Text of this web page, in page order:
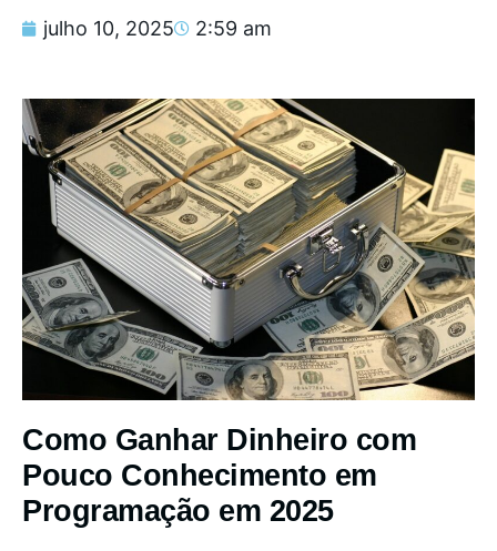
julho 10, 2025 2:59 am
Como Ganhar Dinheiro com
Pouco Conhecimento em
Programação em 2025